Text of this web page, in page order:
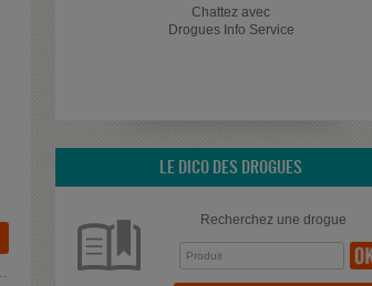
Chattez avec
Drogues Info Service
LE DICO DES DROGUES
Recherchez une drogue